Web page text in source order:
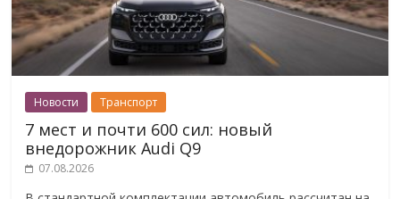
Новости Транспорт
7 мест и почти 600 сил: новый
внедорожник Audi Q9
07.08.2026